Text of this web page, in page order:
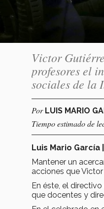
Victor
profesores el
sociales de la
Por LUIS MARIO
Tiempo estimado de
Luis Mario
Mantener un
acciones que
En éste, el
que docentes y